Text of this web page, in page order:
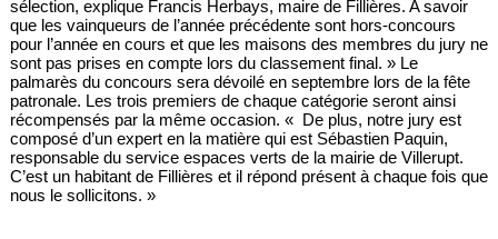
sélection, explique Francis Herbays, maire de Fillières. A savoir
que les vainqueurs de l’année précédente sont hors-concours
pour l’année en cours et que les maisons des membres du jury ne
sont pas prises en compte lors du classement final. » Le
palmarès du concours sera dévoilé en septembre lors de la fête
patronale. Les trois premiers de chaque catégorie seront ainsi
récompensés par la même occasion. « De plus, notre jury est
composé d’un expert en la matière qui est Sébastien Paquin,
responsable du service espaces verts de la mairie de Villerupt.
C’est un habitant de Fillières et il répond présent à chaque fois que
nous le sollicitons. »